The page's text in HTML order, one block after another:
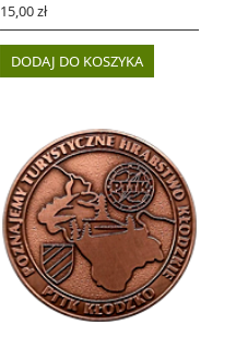
15,00zł
DODAJ DO KOSZYKA